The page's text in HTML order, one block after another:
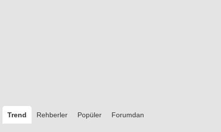
Trend Rehberler Popüler Forumdan